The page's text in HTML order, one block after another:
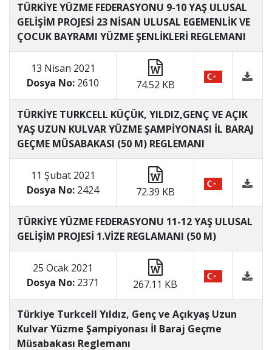
TÜRKİYE YÜZME FEDERASYONU 9-10 YAŞ ULUSAL
GELİŞİM PROJESİ 23 NİSAN ULUSAL EGEMENLİK VE
ÇOCUK BAYRAMI YÜZME ŞENLİKLERİ REGLEMANI
13 Nisan 2021
Dosya No: 2610 74.52 KB
TÜRKİYE TURKCELL KÜÇÜK, YILDIZ,GENÇ VE AÇIK
YAŞ UZUN KULVAR YÜZME ŞAMPİYONASI İL BARAJ
GEÇME MÜSABAKASI (50 M) REGLEMANI
11 Şubat 2021
Dosya No: 2424 72.39 KB
TÜRKİYE YÜZME FEDERASYONU 11-12 YAŞ ULUSAL
GELİŞİM PROJESİ 1.VİZE REGLAMANI (50 M)
25 Ocak 2021
Dosya No: 2371 267.11 KB
Türkiye Turkcell Yıldız, Genç ve Açıkyaş Uzun
Kulvar Yüzme Şampiyonası İl Baraj Geçme
Müsabakası Reglemanı